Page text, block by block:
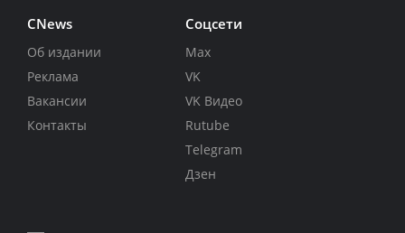
CNews
Об издании
Реклама
Вакансии
Контакты
Соцсети
Max
VK
VK Видео
Rutube
Telegram
Дзен